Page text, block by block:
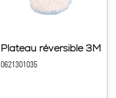
Plateau réversible 3M
0621301035